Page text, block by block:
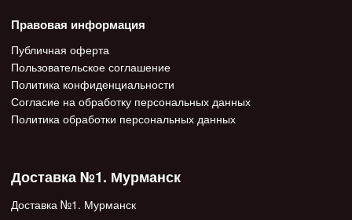
Правовая информация
Публичная оферта
Пользовательское соглашение
Политика конфиденциальности
Согласие на обработку персональных данных
Политика обработки персональных данных
Доставка №1. Мурманск
Доставка №1. Мурманск